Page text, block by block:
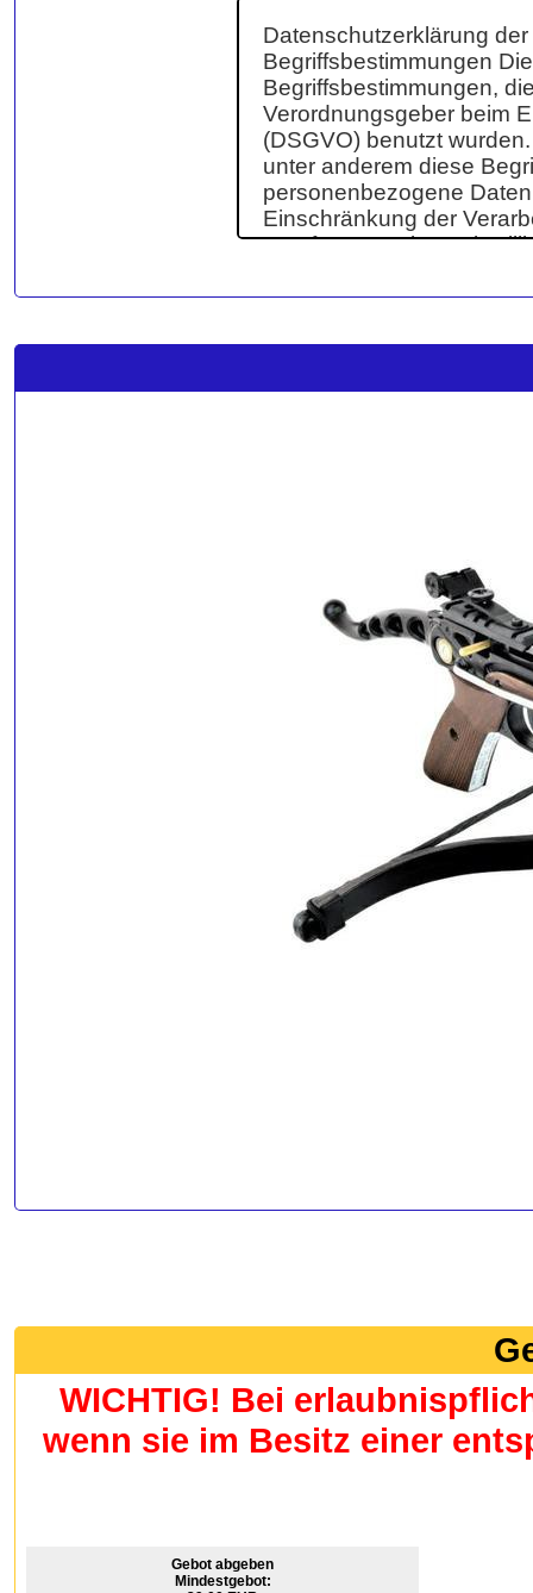
WICHTIG! Bei
wenn sie im Besitz einer
Gebot abgeben
Mindestgebot: